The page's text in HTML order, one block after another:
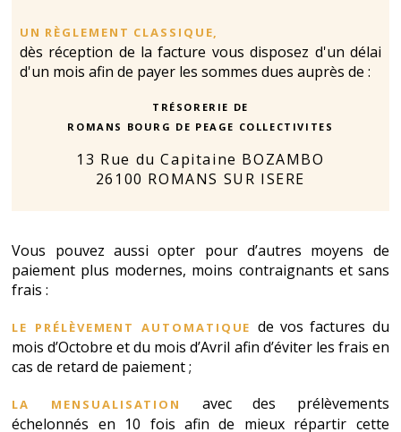
un règlement classique,
dès réception de la facture vous disposez d'un délai
d'un mois afin de payer les sommes dues auprès de :
Trésorerie de
ROMANS BOURG DE PEAGE COLLECTIVITES
13 Rue du Capitaine BOZAMBO
26100 ROMANS SUR ISERE
Vous pouvez aussi opter pour d’autres moyens de
paiement plus modernes, moins contraignants et sans
frais :
le prélèvement automatique de vos factures du
mois d’Octobre et du mois d’Avril afin d’éviter les frais en
cas de retard de paiement ;
la mensualisation
avec des prélèvements
échelonnés en 10 fois afin de mieux répartir cette